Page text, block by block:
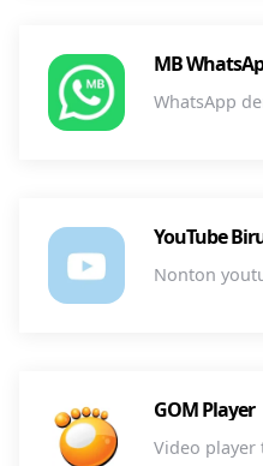
MB
WhatsApp
YouTube
Nonton
GOM Player
Video player